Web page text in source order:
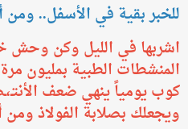
للخبر بقية في الأسفل.. ومن
​اشربها في الليل وكن وحش
المنشطات الطبية بمليون
كوب يومياً ينهي ضعف
ويجعلك بصلابة الفولاذ